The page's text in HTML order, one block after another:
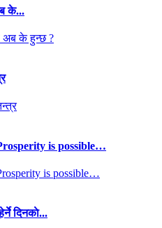
के...
is possible…
दिनकाे...